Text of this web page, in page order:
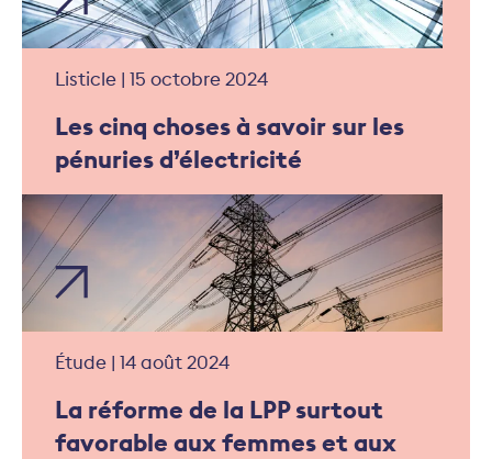
Listicle | 15 octobre 2024
Les cinq choses à savoir sur les
pénuries d’électricité
Étude | 14 août 2024
La réforme de la LPP surtout
favorable aux femmes et aux